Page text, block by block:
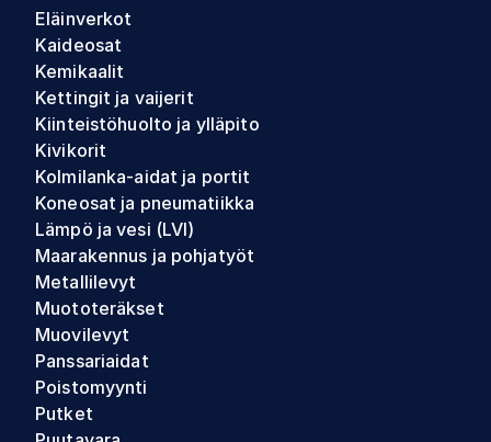
Eläinverkot
Kaideosat
Kemikaalit
Kettingit ja vaijerit
Kiinteistöhuolto ja ylläpito
Kivikorit
Kolmilanka-aidat ja portit
Koneosat ja pneumatiikka
Lämpö ja vesi (LVI)
Maarakennus ja pohjatyöt
Metallilevyt
Muototeräkset
Muovilevyt
Panssariaidat
Poistomyynti
Putket